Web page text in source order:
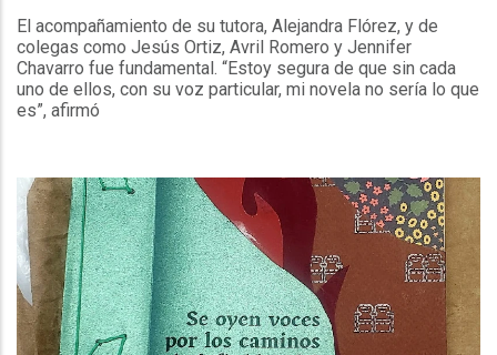
El acompañamiento de su tutora, Alejandra Flórez, y de
colegas como Jesús Ortiz, Avril Romero y Jennifer
Chavarro fue fundamental. “Estoy segura de que sin cada
uno de ellos, con su voz particular, mi novela no sería lo que
es”, afirmó